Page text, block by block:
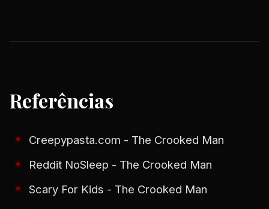
Referências
Creepypasta.com - The Crooked Man
Reddit NoSleep - The Crooked Man
Scary For Kids - The Crooked Man